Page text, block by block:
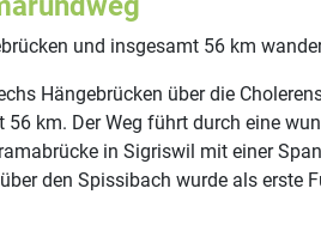
und insgesamt 56 km
Hängebrücken über die
km. Der Weg führt durch eine
in Sigriswil mit einer
den Spissibach wurde als